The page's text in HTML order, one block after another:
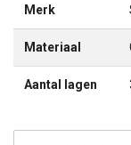
Merk
Materiaal
Aantal lagen